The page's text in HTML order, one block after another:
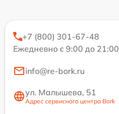
+7 (800) 301-67-48
Ежедневно с 9:00 до 21:00
info@re-bork.ru
ул. Малышева, 51
Адрес сервисного центра Bork